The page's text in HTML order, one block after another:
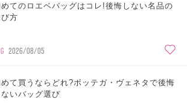
てのロエベバッグはコレ!後悔しない名品の
方
2026/08/05
て買うならどれ?ボッテガ・ヴェネタで後悔
ないバッグ選び